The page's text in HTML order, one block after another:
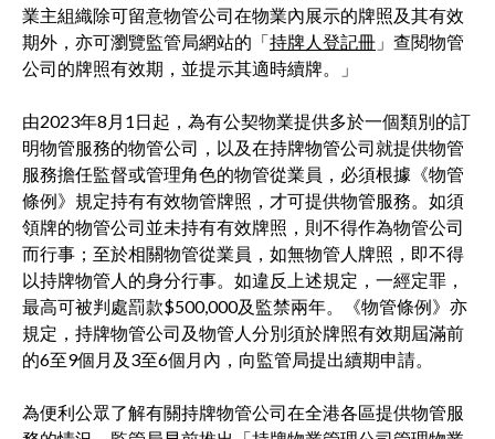
業主組織除可留意物管公司在物業內展示的牌照及其有效
期外，亦可瀏覽監管局網站的「持牌人登記冊 」查閱物管
公司的牌照有效期，並提示其適時續牌。」
由2023年8月1日起，為有公契物業提供多於一個類別的訂
明物管服務的物管公司，以及在持牌物管公司就提供物管
服務擔任監督或管理角色的物管從業員，必須根據《物管
條例》規定持有有效物管牌照，才可提供物管服務。如須
領牌的物管公司並未持有有效牌照，則不得作為物管公司
而行事；至於相關物管從業員，如無物管人牌照，即不得
以持牌物管人的身分行事。如違反上述規定，一經定罪，
最高可被判處罰款$500,000及監禁兩年。《物管條例》亦
規定，持牌物管公司及物管人分別須於牌照有效期屆滿前
的6至9個月及3至6個月內，向監管局提出續期申請。
為便利公眾了解有關持牌物管公司在全港各區提供物管服